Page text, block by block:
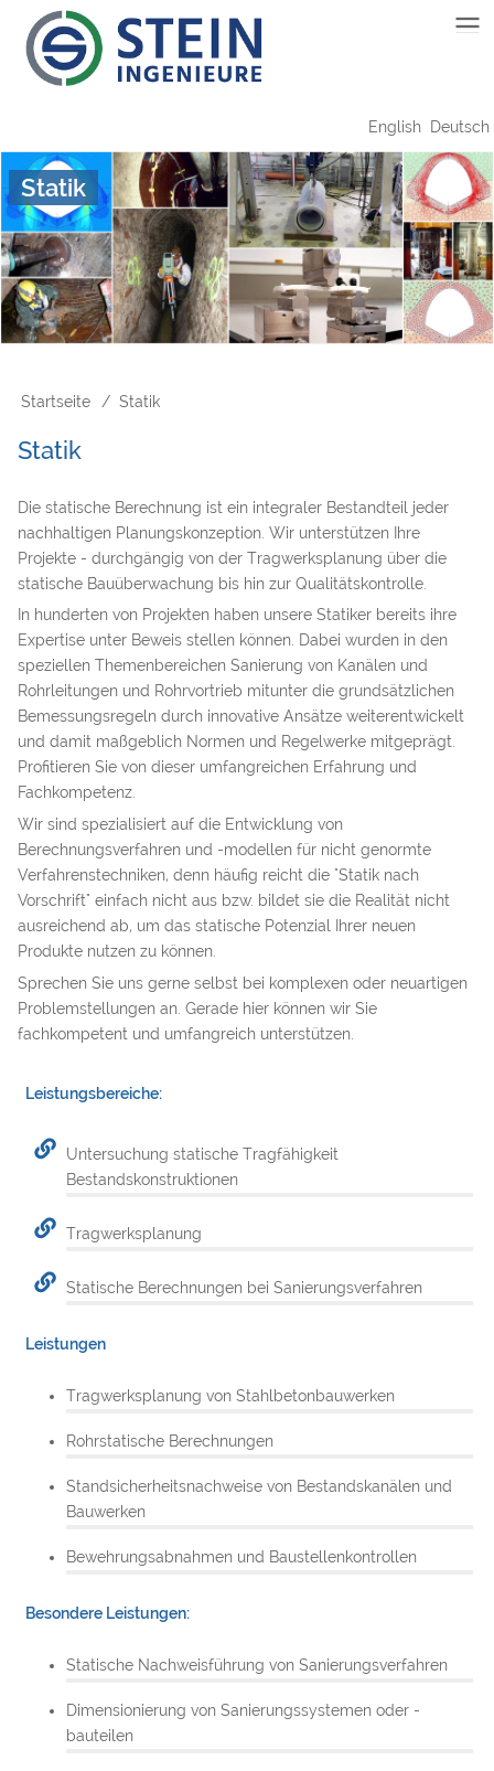
zum
Inhalt
Main
navigation
English Deutsch
Statik
Pfadnavigation
Startseite Statik
Statik
Die statische Berechnung ist ein integraler Bestandteil jeder
nachhaltigen Planungskonzeption. Wir unterstützen Ihre
Projekte - durchgängig von der Tragwerksplanung über die
statische Bauüberwachung bis hin zur Qualitätskontrolle.
In hunderten von Projekten haben unsere Statiker bereits ihre
Expertise unter Beweis stellen können. Dabei wurden in den
speziellen Themenbereichen Sanierung von Kanälen und
Rohrleitungen und Rohrvortrieb mitunter die grundsätzlichen
Bemessungsregeln durch innovative Ansätze weiterentwickelt
und damit maßgeblich Normen und Regelwerke mitgeprägt.
Profitieren Sie von dieser umfangreichen Erfahrung und
Fachkompetenz.
Wir sind spezialisiert auf die Entwicklung von
Berechnungsverfahren und -modellen für nicht genormte
Verfahrenstechniken, denn häufig reicht die "Statik nach
Vorschrift" einfach nicht aus bzw. bildet sie die Realität nicht
ausreichend ab, um das statische Potenzial Ihrer neuen
Produkte nutzen zu können.
Sprechen Sie uns gerne selbst bei komplexen oder neuartigen
Problemstellungen an. Gerade hier können wir Sie
fachkompetent und umfangreich unterstützen.
Leistungsbereiche:
Untersuchung statische Tragfähigkeit
Bestandskonstruktionen
Tragwerksplanung
Statische Berechnungen bei Sanierungsverfahren
Leistungen
Tragwerksplanung von Stahlbetonbauwerken
Rohrstatische Berechnungen
Standsicherheitsnachweise von Bestandskanälen und
Bauwerken
Bewehrungsabnahmen und Baustellenkontrollen
Besondere Leistungen:
Statische Nachweisführung von Sanierungsverfahren
Dimensionierung von Sanierungssystemen oder -
bauteilen